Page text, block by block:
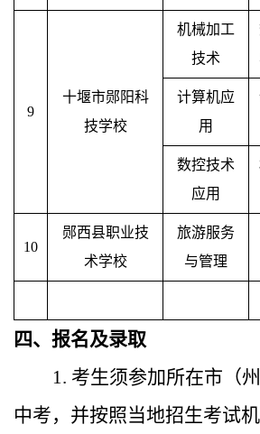
9
十堰市郧阳科
技学校
机械加工
技术
计算机应
用
数控技术
应用
10
郧西县职业技
术学校
旅游服务
与管理
四、报名及录取
1. 考生须参加所在市（
中考，并按照当地招生考试